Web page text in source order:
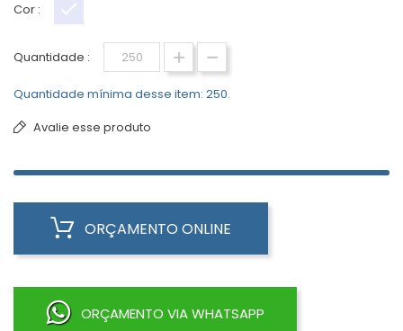
Cor :
Quantidade :
Quantidade mínima desse item: 250.
Avalie esse produto
ORÇAMENTO ONLINE
ORÇAMENTO VIA WHATSAPP